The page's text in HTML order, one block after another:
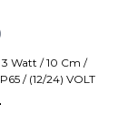
Watt / 10 Cm /
/ (12/24) VOLT